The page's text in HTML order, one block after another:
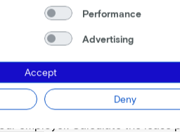
employer. Calculate the lease
Performance
Advertising
Accept
Deny